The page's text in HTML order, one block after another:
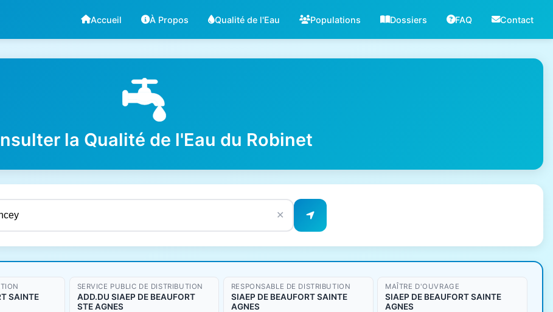
Accueil À Propos Qualité de l'Eau Populations Dossiers FAQ Contact
la Qualité de l'Eau du Robinet
✕
SAINTE
SERVICE PUBLIC DE DISTRIBUTION
ADD.DU SIAEP DE BEAUFORT
STE AGNES
RESPONSABLE DE DISTRIBUTION
SIAEP DE BEAUFORT SAINTE
AGNES
MAÎTRE D'OUVRAGE
SIAEP DE BEAUFORT SAINTE
AGNES